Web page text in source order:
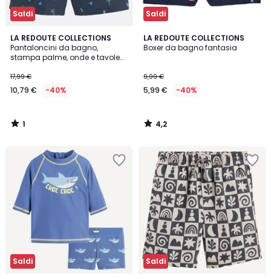
Saldi
LA REDOUTE COLLECTIONS
Pantaloncini da bagno,
stampa palme, onde e tavole
17,99 €
10,79 € -40%
1
/
5
1
/
Saldi
LA REDOUTE COLLECTIONS
Boxer da bagno fantasia
9,99 €
5,99 € -40%
4,2
/ 5
4,2
/
Saldi Saldi